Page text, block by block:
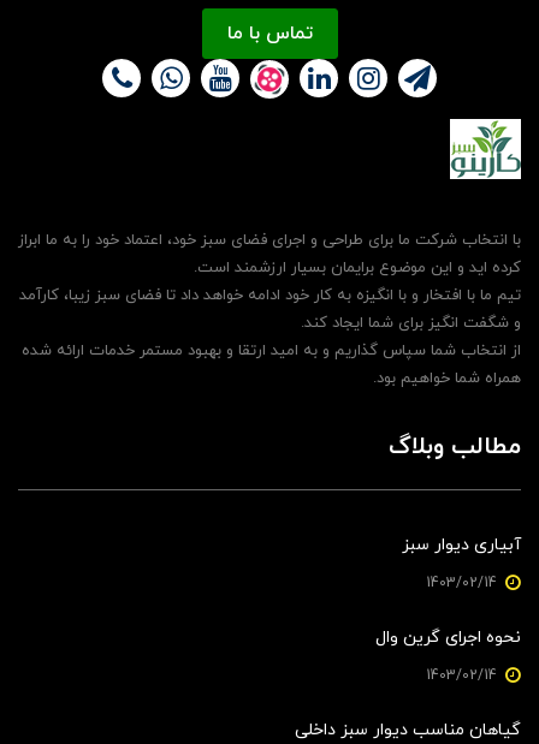
تماس با ما
با انتخاب شرکت ما برای طراحی و اجرای فضای سبز خود، اعتماد خود را به ما ابراز
کرده اید و این موضوع برایمان بسیار ارزشمند است.
تیم ما با افتخار و با انگیزه به کار خود ادامه خواهد داد تا فضای سبز زیبا، کارآمد
و شگفت انگیز برای شما ایجاد کند.
از انتخاب شما سپاس گذاریم و به امید ارتقا و بهبود مستمر خدمات ارائه شده
همراه شما خواهیم بود.
مطالب وبلاگ
آبیاری دیوار سبز
نحوه اجرای گرین وال
گیاهان مناسب دیوار سبز داخلی